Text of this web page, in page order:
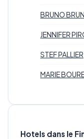
BRUNO
JENNIFER
STEF PALLIER
MARIE
Hotels dans le